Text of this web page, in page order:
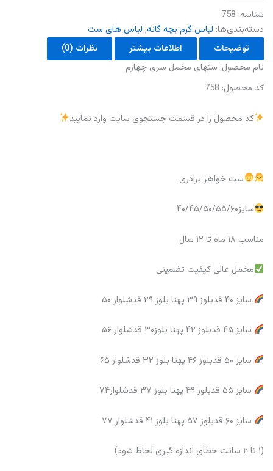
چهارم
عدد
شناسه: 758
دسته‌بندی‌ها: لباس گرم بچه گانه, لباس های ست
توضیحات
اطلاعات بیشتر
نظرات (0)
نام محصول: ستهای مخمل سری چهارم
کد محصول: 758
کد محصول را در قسمت جستجوی سایت وارد نمایید
ست خواهر برادری
سایز۴۰/۴۵/۵۰/۵۵/۶۰
مناسب ۱۸ ماه تا ۱۲ سال
مخمل عالی کیفیت تضمینی
سایز ۴۰ قدبلوز ۳۹ پهنا بلوز ۲۹ قدشلوار ۵۰
سایز ۴۵ قدبلوز ۴۲ پهنا بلوز۳۰ قدشلوار ۵۶
سایز ۵۰ قدبلوز ۴۶ پهنا بلوز ۳۲ قدشلوار ۶۵
سایز ۵۵ قدبلوز ۴۹ پهنا بلوز ۳۷ قدشلوار۷۴
سایز ۶۰ قدبلوز ۵۷ پهنا بلوز ۴۱ قدشلوار ۷۷
(۱ تا ۲ سانت خطای اندازه گیری لحاظ شود)